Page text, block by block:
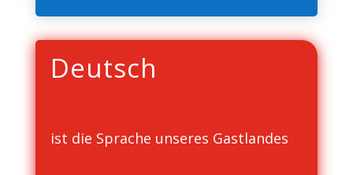
Deutsch
ist die Sprache unseres Gastlandes